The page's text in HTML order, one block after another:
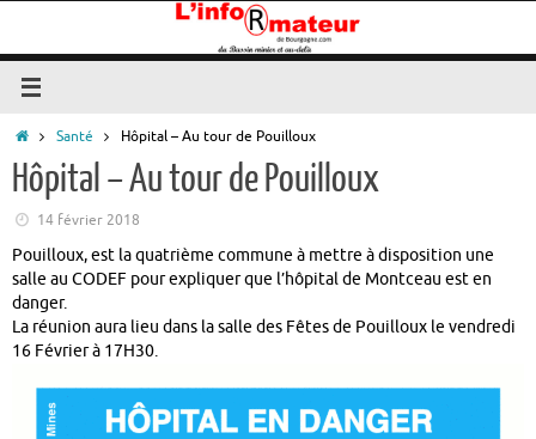
contenu
Accueil
Santé Hôpital – Au tour de Pouilloux
Hôpital – Au tour de Pouilloux
14 février 2018
Pouilloux, est la quatrième commune à mettre à disposition une
salle au CODEF pour expliquer que l’hôpital de Montceau est en
danger.
La réunion aura lieu dans la salle des Fêtes de Pouilloux le vendredi
16 Février à 17H30.